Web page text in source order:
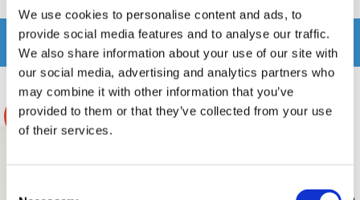
We use cookies to personalise content and ads, to
provide social media features and to analyse our traffic.
We also share information about your use of our site with
our social media, advertising and analytics partners who
may combine it with other information that you’ve
provided to them or that they’ve collected from your use
of their services.
Relaterade produkter
-26%